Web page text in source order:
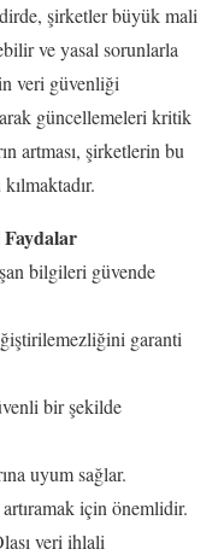
şirketler büyük mali
ve yasal sorunlarla
veri güvenliği
güncellemeleri kritik
artması, şirketlerin bu
Faydalar
bilgileri güvende
garanti
bir şekilde
uyum sağlar.
için önemlidir.
veri ihlali